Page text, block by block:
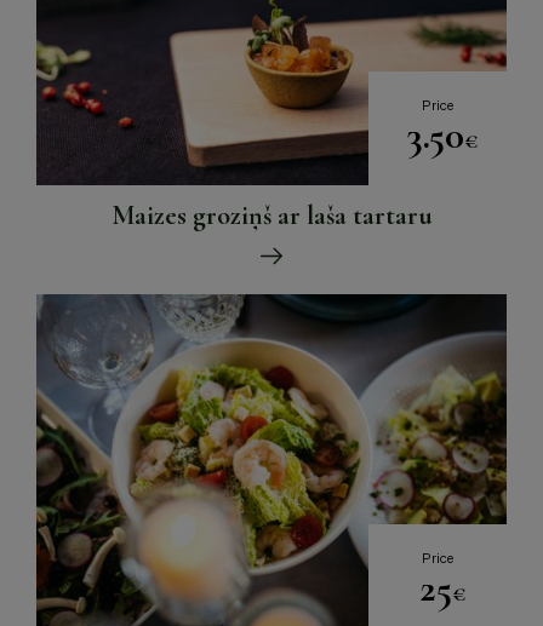
Price
3.50€
Maizes groziņš ar laša tartaru
Price
25€